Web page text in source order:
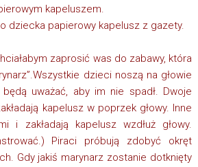
kapeluszem.
dziecka papierowy kapelusz z gazety.
zaprosić was do zabawy, która
dzieci noszą na głowie
uważać, aby im nie spadł. Dwoje
kapelusz w poprzek głowy. Inne
i zakładają kapelusz wzdłuż głowy.
Piraci próbują zdobyć okręt
Gdy jakiś marynarz zostanie dotknięty